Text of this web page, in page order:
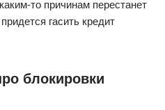
то причинам перестанет
гасить кредит
блокировки